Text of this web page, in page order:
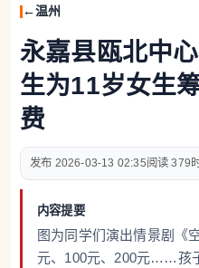
温州
永嘉县瓯北中
生为11岁女生
费
2026-03-13 02:35 379
内容提要
图为同学们演出情景剧《
元、100元、200元……孩